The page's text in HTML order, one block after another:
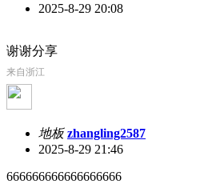
2025-8-29 20:08
谢谢分享
来自浙江
地板 zhangling2587
2025-8-29 21:46
666666666666666666